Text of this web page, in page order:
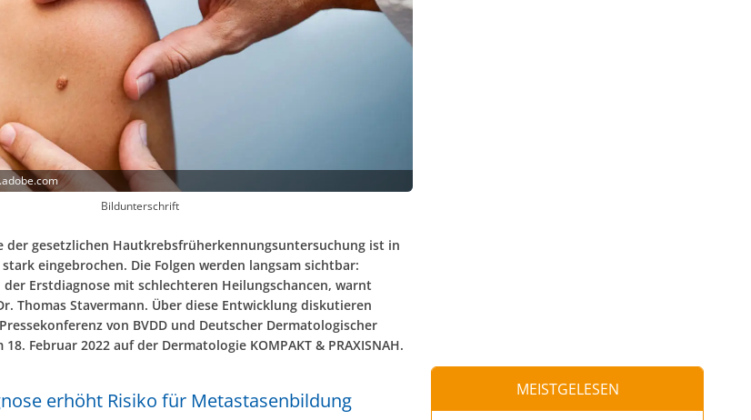
Bildunterschrift
der gesetzlichen Hautkrebsfrüherkennungsuntersuchung ist in
eingebrochen. Die Folgen werden langsam sichtbar:
Erstdiagnose mit schlechteren Heilungschancen, warnt
Thomas Stavermann. Über diese Entwicklung diskutieren
von BVDD und Deutscher Dermatologischer
18. Februar 2022 auf der Dermatologie KOMPAKT & PRAXISNAH.
erhöht Risiko für Metastasenbildung MEISTGELESEN